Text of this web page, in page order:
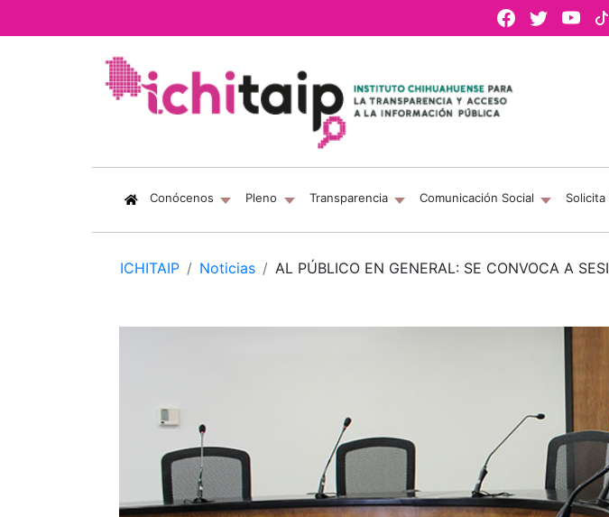
Conócenos (current)
Pleno Transparencia Comunicación Social
ICHITAIP Noticias AL PÚBLICO EN GENERAL: SE CONVOCA A